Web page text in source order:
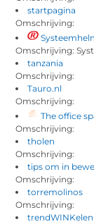
startpagina
Omschrijving:
Omschrijving:
tanzania
Omschrijving:
Tauro.nl
Omschrijving:
The office
Omschrijving:
tholen
Omschrijving:
tips om in
Omschrijving:
torremolinos
Omschrijving:
trendWINKelen